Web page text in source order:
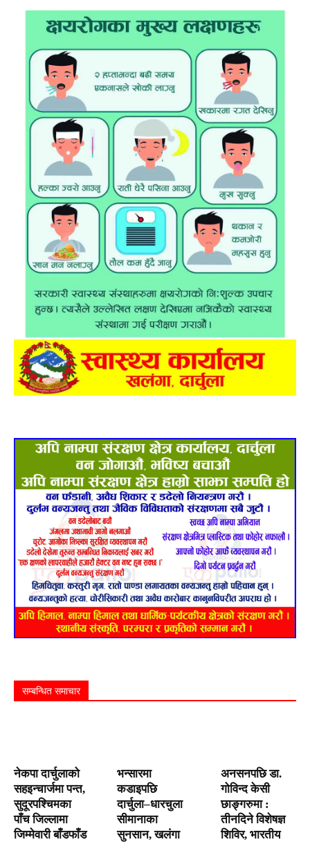
सम्बन्धित समाचार
नेकपा दार्चुलाको
सहइन्चार्जमा पन्त,
सुदूरपश्चिमका
पाँच जिल्लामा
जिम्मेवारी बाँडफाँड
भन्सारमा
कडाइपछि
दार्चुला–धारचुला
सीमानाका
सुनसान, खलंगा
अनसनपछि डा.
गोविन्द केसी
छाङ्गरुमा :
तीनदिने विशेषज्ञ
शिविर, भारतीय